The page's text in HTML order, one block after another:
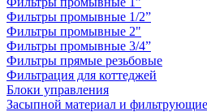
Фильтры промывные 1/2”
Фильтры промывные 2"
Фильтры промывные 3/4”
Фильтры прямые резьбовые
Фильтрация для коттеджей
Блоки управления
Засыпной материал и